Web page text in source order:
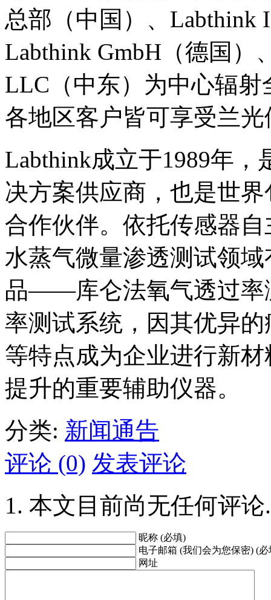
总部（中国）、Labthink
Labthink GmbH（德国）
LLC（中东）为中心辐
各地区客户皆可享受兰
Labthink成立于1989年
决方案供应商，也是世
合作伙伴。依托传感器
水蒸气微量渗透测试领
品——库仑法氧气透过率
率测试系统，因其优异
等特点成为企业进行新
提升的重要辅助仪器。
分类: 新闻通告
评论 (0) 发表评论
本文目前尚无任何评论.
昵称 (必填)
电子邮箱 (我们会为您保密) (必
网址